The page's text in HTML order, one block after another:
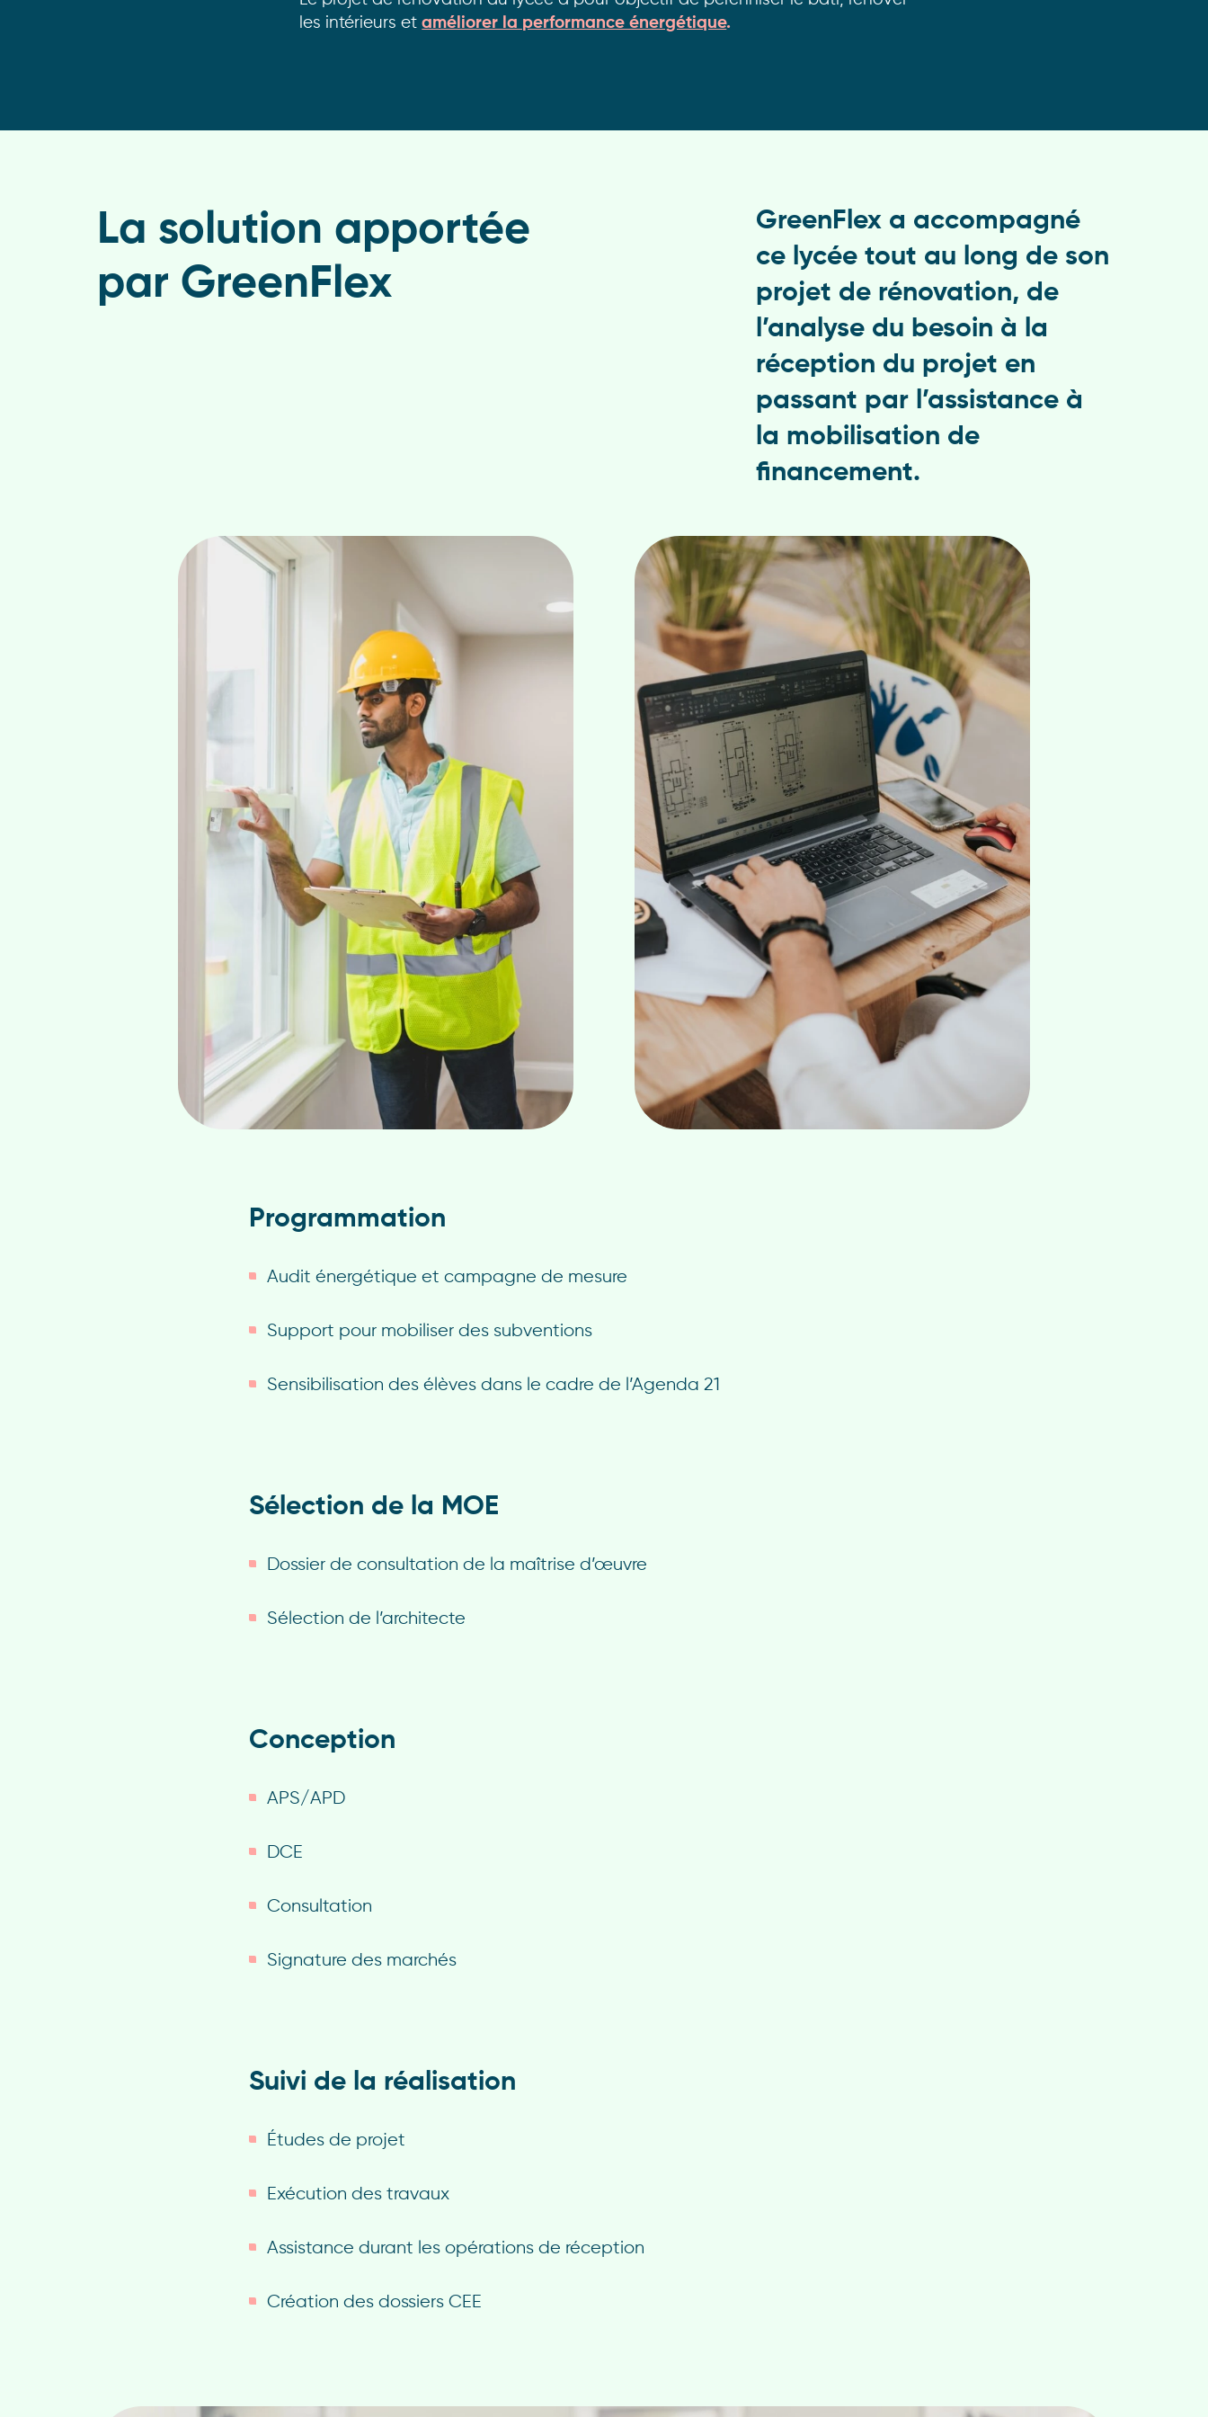
les intérieurs etaméliorer la performance énergétique.
La solution apportée
par GreenFlex
GreenFlex a accompagné
ce lycée tout au long de son
projet de rénovation, de
l’analyse du besoin à la
réception du projet en
passant par l’assistance à
la mobilisation de
financement.
Programmation
Audit énergétique et campagne de mesure
Support pour mobiliser des subventions
Sensibilisation des élèves dans le cadre de l’Agenda 21
Sélection de la MOE
Dossier de consultation de la maîtrise d’œuvre
Sélection de l’architecte
Conception
APS/APD
DCE
Consultation
Signature des marchés
Suivi de la réalisation
Études de projet
Exécution des travaux
Assistance durant les opérations de réception
Création des dossiers CEE